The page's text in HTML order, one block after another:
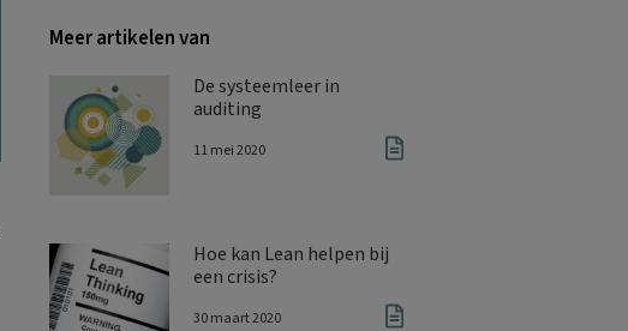
Meer artikelen van
De systeemleer in
auditing
11 mei 2020
Hoe kan Lean helpen bij
een crisis?
30 maart 2020